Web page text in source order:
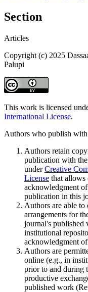
Section
Articles
Copyright (c) 2025
Palupi
This work is licensed
International License.
Authors who publish
Authors retain
publication with
underCreative
License that allows
acknowledgment
publication in this
Authors are able to
arrangements for
journal's published
institutional
acknowledgment
Authors are
online (e.g., in
prior to and during
productive
published work